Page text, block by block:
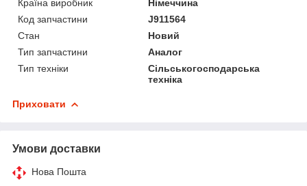
Країна виробник
Німеччина
Код запчастини
J911564
Стан
Новий
Тип запчастини
Аналог
Тип техніки
Сільськогосподарська
техніка
Приховати
Умови доставки
Нова Пошта